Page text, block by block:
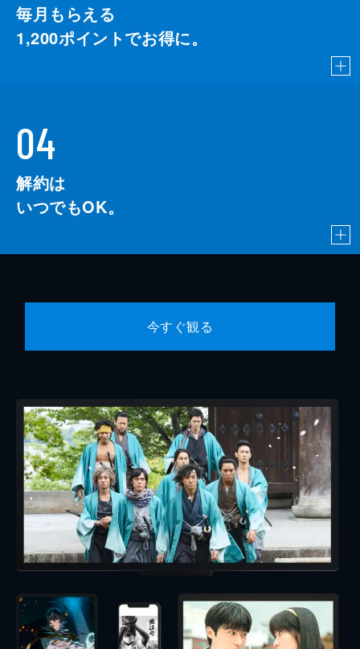
毎月もらえる
1,200ポイントでお得に。
04
解約は
いつでもOK。
今すぐ観る